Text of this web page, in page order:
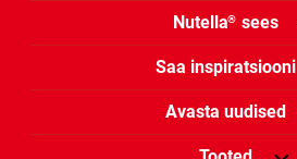
Nutella® sees
Saa inspiratsiooni
Avasta uudised